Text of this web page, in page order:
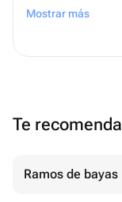
Mostrar más
Te
Ramos de bayas